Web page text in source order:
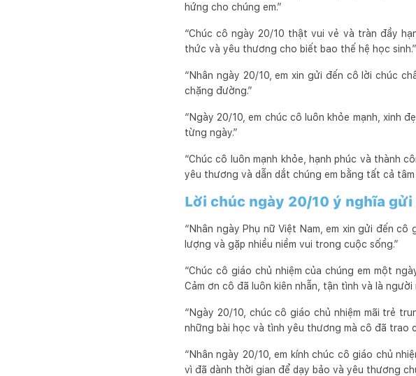
hứng cho chúng em.”
“Chúc cô ngày 20/10 thật vui vẻ và tràn đầy
thức và yêu thương cho biết bao thế hệ học sinh.”
“Nhân ngày 20/10, em xin gửi đến cô lời chúc
chặng đường.”
“Ngày 20/10, em chúc cô luôn khỏe mạnh, xinh
từng ngày.”
“Chúc cô luôn mạnh khỏe, hạnh phúc và thành
yêu thương và dẫn dắt chúng em bằng tất cả tâm
Lời chúc ngày 20/10 ý nghĩa
“Nhân ngày Phụ nữ Việt Nam, em xin gửi đến
lượng và gặp nhiều niềm vui trong cuộc sống.”
“Chúc cô giáo chủ nhiệm của chúng em một
Cảm ơn cô đã luôn kiên nhẫn, tận tình và là người
“Ngày 20/10, chúc cô giáo chủ nhiệm mãi trẻ
những bài học và tình yêu thương mà cô đã trao
“Nhân ngày 20/10, em kính chúc cô giáo chủ
vì đã dành thời gian để dạy bảo và yêu thương